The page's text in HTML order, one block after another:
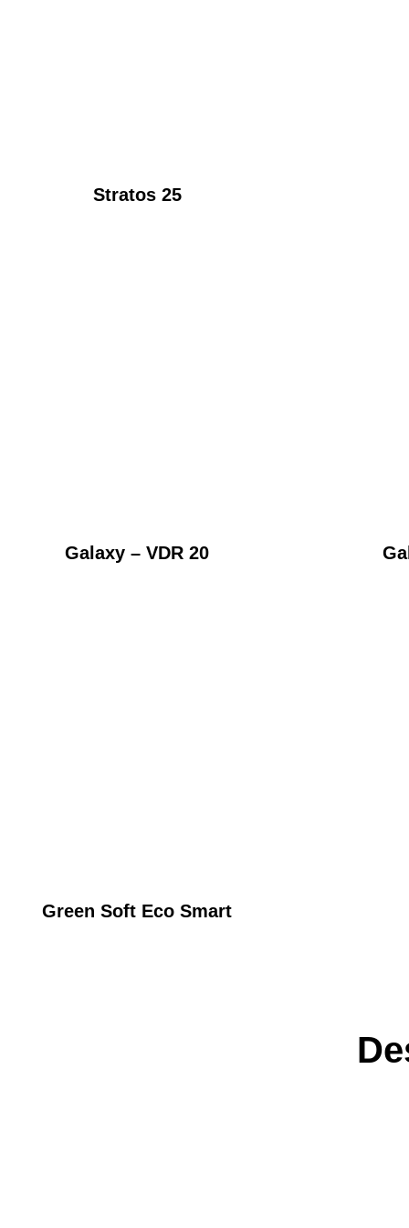
Stratos 25
Galaxy – VDR 20
Green Soft Eco Smart